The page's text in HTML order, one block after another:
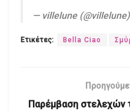
— villelune (@villelune)
Ετικέτες: Bella Ciao
Παρέμβαση στελεχών